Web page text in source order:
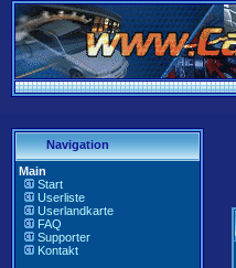
Navigation
Main
Start
Userliste
Userlandkarte
FAQ
Supporter
Kontakt